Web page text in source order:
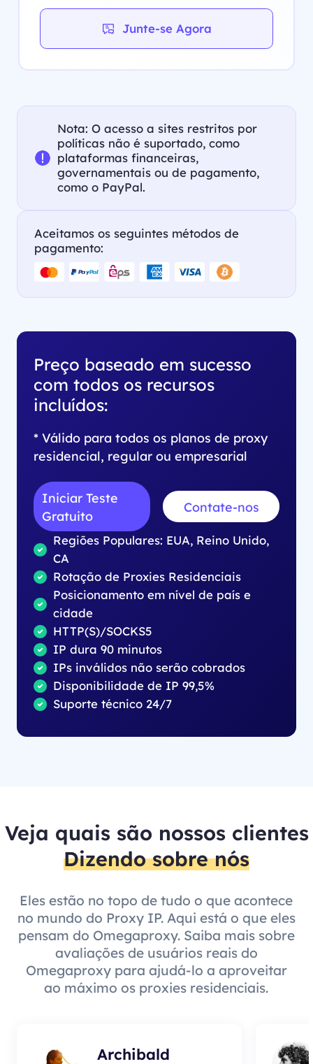
Junte-se Agora
Nota: O acesso a sites restritos por
políticas não é suportado, como
plataformas financeiras,
governamentais ou de pagamento,
como o PayPal.
Aceitamos os seguintes métodos de
pagamento:
Preço baseado em sucesso
com todos os recursos
incluídos:
* Válido para todos os planos de proxy
residencial, regular ou empresarial
Iniciar Teste
Gratuito
Contate-nos
Regiões Populares: EUA, Reino Unido,
CA
Rotação de Proxies Residenciais
Posicionamento em nível de país e
cidade
HTTP(S)/SOCKS5
IP dura 90 minutos
IPs inválidos não serão cobrados
Disponibilidade de IP 99,5%
Suporte técnico 24/7
Veja quais são nossos clientes
Dizendo sobre nós
Eles estão no topo de tudo o que acontece
no mundo do Proxy IP. Aqui está o que eles
pensam do Omegaproxy. Saiba mais sobre
avaliações de usuários reais do
Omegaproxy para ajudá-lo a aproveitar
ao máximo os proxies residenciais.
Archibald